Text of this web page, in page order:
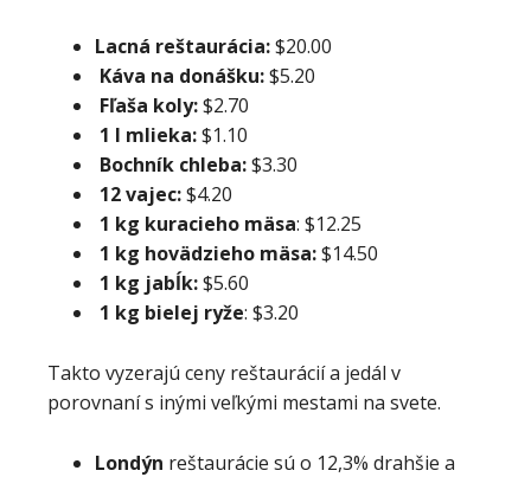
Lacná reštaurácia:$20.00
Káva na donášku:$5.20
Fľaša koly:$2.70
1 l mlieka:$1.10
Bochník chleba:$3.30
12 vajec:$4.20
1 kg kuracieho mäsa: $12.25
1 kg hovädzieho mäsa:$14.50
1 kg jabĺk:$5.60
1 kg bielej ryže: $3.20
Takto vyzerajú ceny reštaurácií a jedál v
porovnaní s inými veľkými mestami na svete.
Londýn reštaurácie sú o 12,3% drahšie a